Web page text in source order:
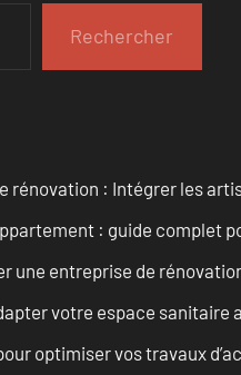
Rechercher
rénovation : Intégrer les
: guide complet
une entreprise de
votre espace
optimiser vos travaux